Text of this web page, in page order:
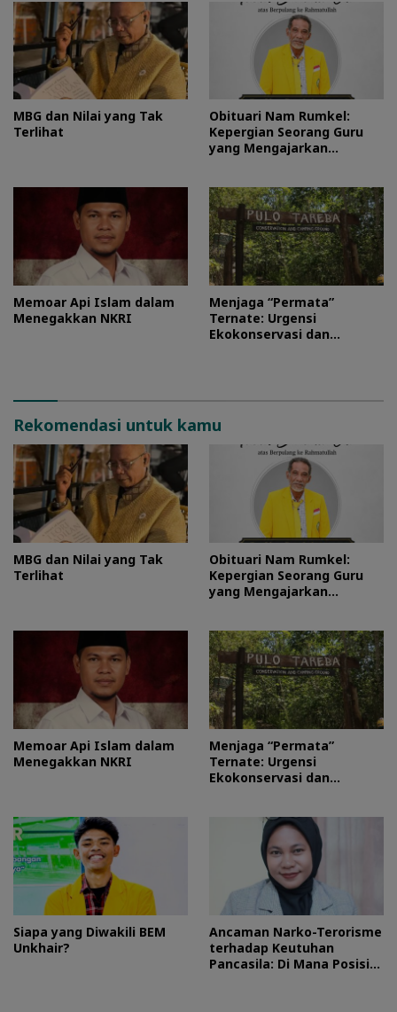
MBG dan Nilai yang Tak
Terlihat
Obituari Nam Rumkel:
Kepergian Seorang Guru
yang Mengajarkan
Memoar Api Islam dalam
Menegakkan NKRI
Menjaga “Permata”
Ternate: Urgensi
Ekokonservasi dan
Rekomendasi untuk kamu
MBG dan Nilai yang Tak
Terlihat
Obituari Nam Rumkel:
Kepergian Seorang Guru
yang Mengajarkan
Memoar Api Islam dalam
Menegakkan NKRI
Menjaga “Permata”
Ternate: Urgensi
Ekokonservasi dan
Siapa yang Diwakili BEM
Unkhair?
Ancaman Narko-Terorisme
terhadap Keutuhan
Pancasila: Di Mana Posisi